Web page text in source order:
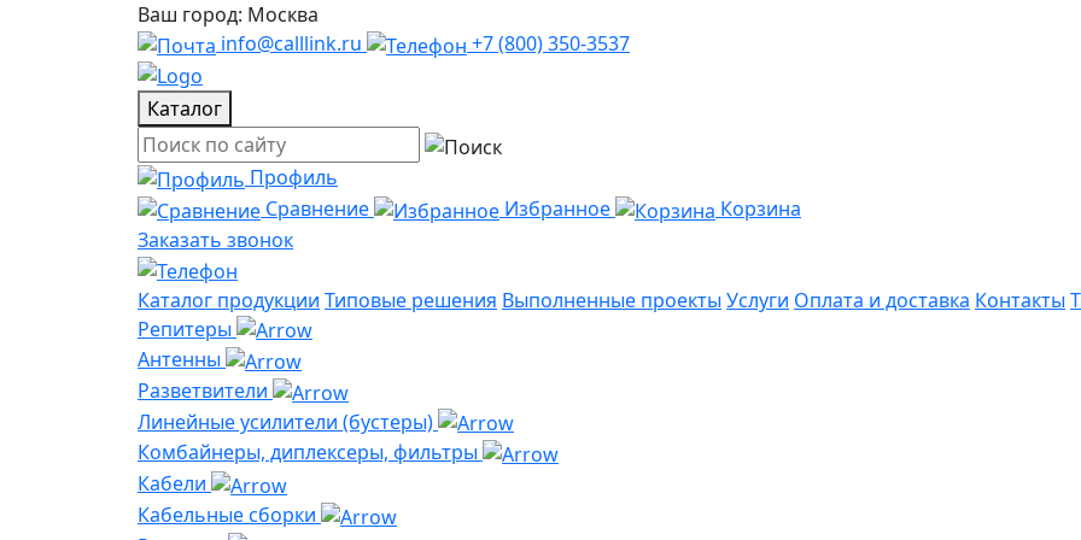
Ваш город: Москва
info@calllink.ru
+7 (800) 350-3537
Каталог
Профиль
Сравнение
Избранное
Корзина
Заказать звонок
Каталог продукции Типовые решения Выполненные проекты Услуги Оплата и доставка Контакты
Репитеры
Антенны
Разветвители
Линейные усилители (бустеры)
Комбайнеры, диплексеры, фильтры
Кабели
Кабельные сборки